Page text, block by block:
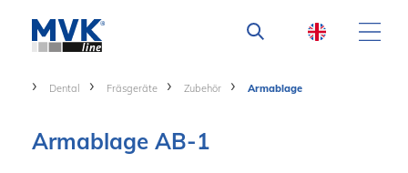
Dental Fräsgeräte Zubehör Armablage
Armablage AB-1